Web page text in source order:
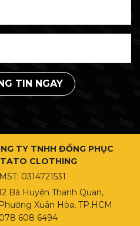
TIN NGAY
TY TNHH ĐỒNG PHỤC
CLOTHING
MST: 0314721531
Bà Huyện Thanh Quan,
Phường Xuân Hòa, TP.HCM
078 608 6494